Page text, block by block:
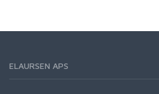
ELAURSEN APS